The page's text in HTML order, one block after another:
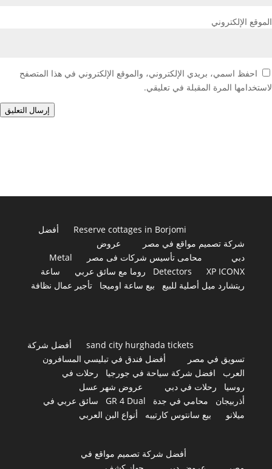
الموقع الإلكتروني
احفظ اسمي، بريدي الإلكتروني، والموقع الإلكتروني في هذا المتصفح
لاستخدامها المرة المقبلة في تعليقي.
إرسال التعليق
Reserve cottages in Borjomi
أفضل
شركة تصميم مواقع في مصر
عروض
دبي
محامى تأسيس شركات فى مصر
Metal
Detectors
XP ICONX روما مع سائق عربي
ساعة
ريتشارد ميل أصلية للبيع
بيع ساعة اوميجا تأجير عمال نظافة
sand city hurghada tickets
أفضل شركة
تسويق في مصر
أفضل فندق في تبليسي المسافرون
العرب
افضل شركة سياحة في جورجيا
رحلات في
روسيا
رحلات في دبي
عروض شهر عسل
أذربيجان
محامي في جدة GR 4 Dual
سائق عربي في
ميلانو
بيع سانتوس كارتييه أنواع البن العربي
أفضل شركة تصميم مواقع في